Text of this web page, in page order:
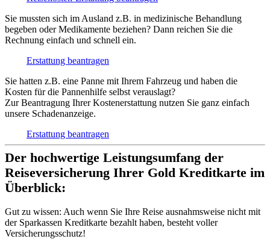
Sie mussten sich im Ausland z.B. in medizinische Behandlung
begeben oder Medikamente beziehen? Dann reichen Sie die
Rechnung einfach und schnell ein.
Erstattung beantragen
Sie hatten z.B. eine Panne mit Ihrem Fahrzeug und haben die
Kosten für die Pannenhilfe selbst verauslagt?
Zur Beantragung Ihrer Kostenerstattung nutzen Sie ganz einfach
unsere Schadenanzeige.
Erstattung beantragen
Der hochwertige Leistungsumfang der
Reiseversicherung Ihrer Gold Kreditkarte im
Überblick:
Gut zu wissen: Auch wenn Sie Ihre Reise ausnahmsweise nicht mit
der Sparkassen Kreditkarte bezahlt haben, besteht voller
Versicherungsschutz!